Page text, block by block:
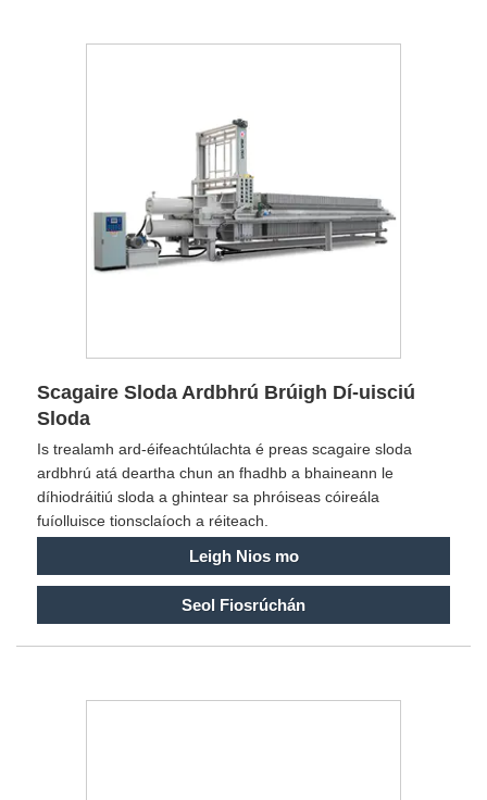
Scagaire Sloda Ardbhrú Brúigh Dí-uisciú
Sloda
Is trealamh ard-éifeachtúlachta é preas scagaire sloda
ardbhrú atá deartha chun an fhadhb a bhaineann le
díhiodráitiú sloda a ghintear sa phróiseas cóireála
fuíolluisce tionsclaíoch a réiteach.
Leigh Nios mo
Seol Fiosrúchán